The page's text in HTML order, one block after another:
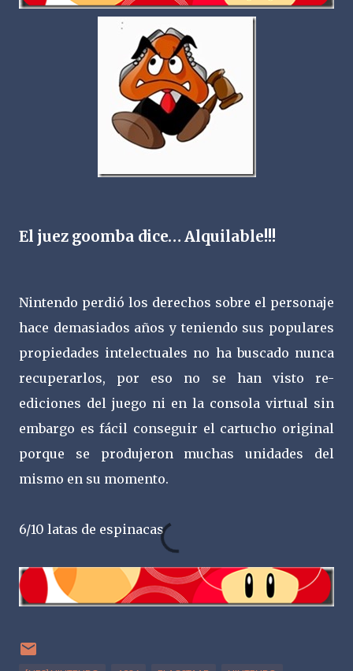
El juez goomba dice… Alquilable!!!
Nintendo perdió los derechos sobre el personaje
hace demasiados años y teniendo sus populares
propiedades intelectuales no ha buscado nunca
recuperarlos, por eso no se han visto re-
ediciones del juego ni en la consola virtual sin
embargo es fácil conseguir el cartucho original
porque se produjeron muchas unidades del
mismo en su momento.
6/10 latas de espinacas